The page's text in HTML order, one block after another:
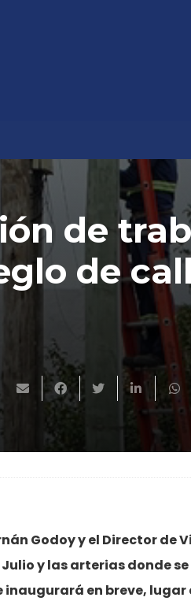
de
de
Godoy y el Director de
y las arterias donde
inaugurará en breve,